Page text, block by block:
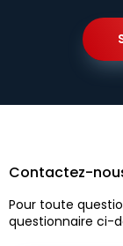
Contactez-
Pour toute
questionnaire ci-